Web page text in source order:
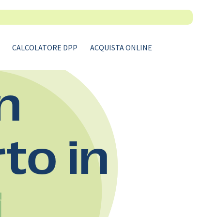
CALCOLATORE DPP ACQUISTA ONLINE
in